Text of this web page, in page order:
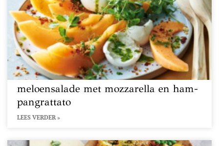
meloensalade met mozzarella en ham-
pangrattato
LEES VERDER »